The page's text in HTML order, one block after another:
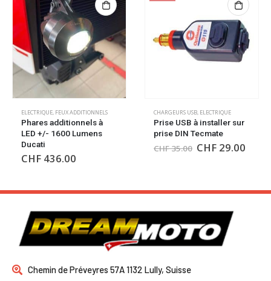
ELECTRIQUE, FEUX ADDITIONNELS
Phares additionnels à
LED +/- 1600 Lumens
Ducati
CHF 436.00
CHARGEURS USB, ELECTRIQUE
Prise USB à installer sur
prise DIN Tecmate
CHF35.00 CHF29.00
Chemin de Préveyres 57A 1132 Lully, Suisse